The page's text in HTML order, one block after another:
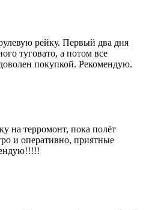
рейку. Первый два дня
туговато, а потом все
покупкой. Рекомендую.
на терромонт, пока полёт
и оперативно, приятные